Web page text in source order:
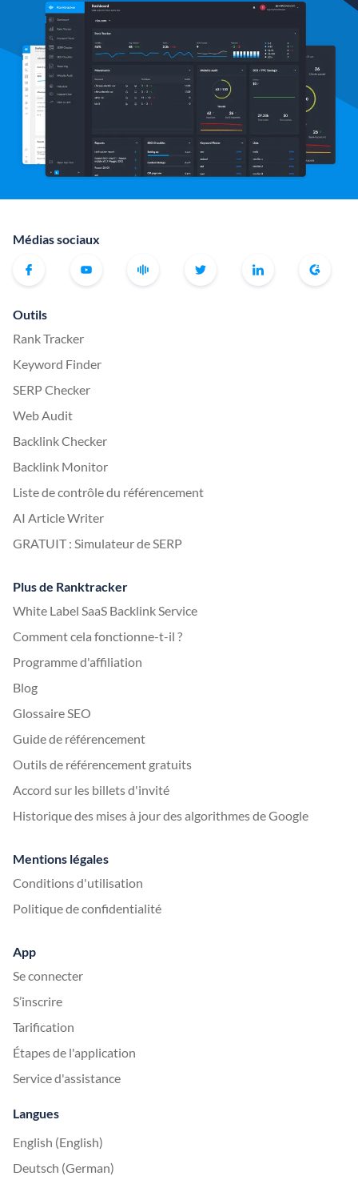
Médias sociaux
Outils
Rank Tracker
Keyword Finder
SERP Checker
Web Audit
Backlink Checker
Backlink Monitor
Liste de contrôle du référencement
AI Article Writer
GRATUIT : Simulateur de SERP
Plus de Ranktracker
White Label SaaS Backlink Service
Comment cela fonctionne-t-il ?
Programme d'affiliation
Blog
Glossaire SEO
Guide de référencement
Outils de référencement gratuits
Accord sur les billets d'invité
Historique des mises à jour des algorithmes de Google
Mentions légales
Conditions d'utilisation
Politique de confidentialité
App
Se connecter
S’inscrire
Tarification
Étapes de l'application
Service d'assistance
Langues
English (English)
Deutsch (German)